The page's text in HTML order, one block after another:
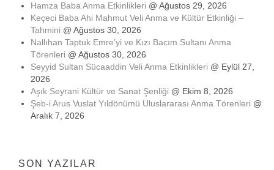
Hamza Baba Anma Etkinlikleri @ Ağustos 29, 2026
Keçeci Baba Ahi Mahmut Veli Anma ve Kültür Etkinliği –
Tahmini @ Ağustos 30, 2026
Nallıhan Taptuk Emre’yi ve Kızı Bacım Sultanı Anma
Törenleri @ Ağustos 30, 2026
Seyyid Sultan Sücaaddin Veli Anma Etkinlikleri @ Eylül 27,
2026
Aşık Seyrani Kültür ve Sanat Şenliği @ Ekim 8, 2026
Şeb-i Arus Vuslat Yıldönümü Uluslararası Anma Törenleri @
Aralık 7, 2026
SON YAZILAR